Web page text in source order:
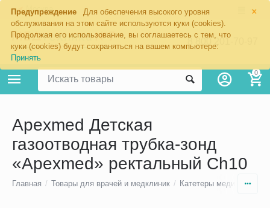
×
Предупреждение
Для обеспечения высокого уровня
обслуживания на этом сайте используются куки (cookies).
Продолжая его использование, вы соглашаетесь с тем, что
куки (cookies) будут сохраняться на вашем компьютере:
Принять
Москва
8 800 201-70-97
0
Apexmed Детская
газоотводная трубка-зонд
«Apexmed» ректальный Ch10
Главная / Товары для врачей и медклиник / Катетеры медицинские